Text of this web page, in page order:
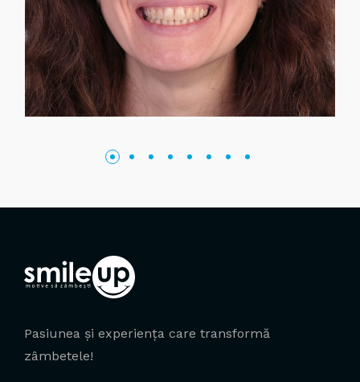
Pasiunea și experiența care transformă
zâmbetele!